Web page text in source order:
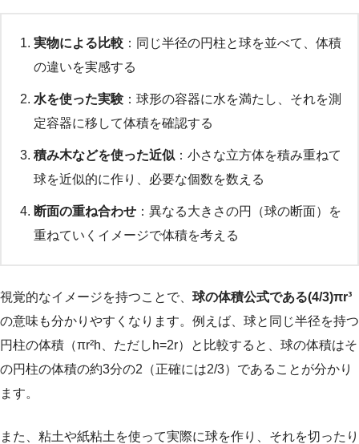
実物による比較 ：同じ半径の円柱と球を並べて、体積
の違いを実感する
水を使った実験 ：球形の容器に水を満たし、それを測
定容器に移して体積を確認する
積み木などを使った近似 ：小さな立方体を積み重ねて
球を近似的に作り、必要な個数を数える
断面の重ね合わせ ：異なる大きさの円（球の断面）を
重ねていくイメージで体積を考える
視覚的なイメージを持つことで、 球の体積公式である(4/3)πr³
の意味も分かりやすくなります。例えば、球と同じ半径を持つ
円柱の体積（πr²h、ただしh=2r）と比較すると、球の体積はそ
の円柱の体積の約3分の2（正確には2/3）であることが分かり
ます。
また、粘土や紙粘土を使って実際に球を作り、それを切ったり